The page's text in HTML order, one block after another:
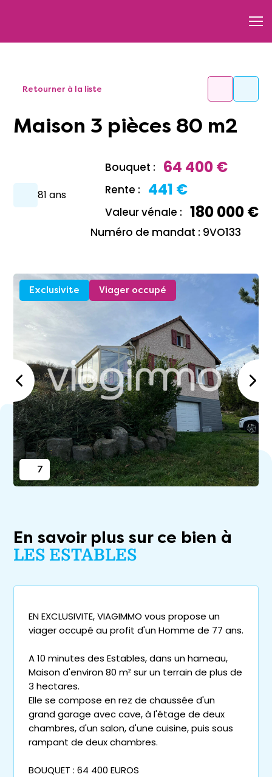
Retourner à la liste
Maison 3 pièces 80 m2
81 ans
Bouquet : 64 400 €
Rente : 441 €
Valeur vénale : 180 000 €
Numéro de mandat : 9VO133
Exclusivite Viager occupé
7
En savoir plus sur ce bien à
LES ESTABLES
EN EXCLUSIVITE, VIAGIMMO vous propose un
viager occupé au profit d'un Homme de 77 ans.
A 10 minutes des Estables, dans un hameau,
Maison d'environ 80 m² sur un terrain de plus de
3 hectares.
Elle se compose en rez de chaussée d'un
grand garage avec cave, à l'étage de deux
chambres, d'un salon, d'une cuisine, puis sous
rampant de deux chambres.
BOUQUET : 64 400 EUROS